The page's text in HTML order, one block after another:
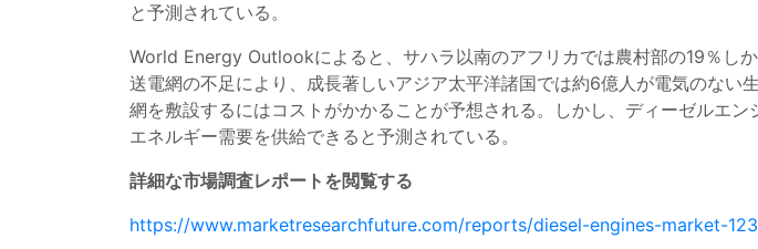
と予測されている。
World Energy Outlookによると、サハラ以南のアフリカでは農村部の19％し
送電網の不足により、成長著しいアジア太平洋諸国では約6億人が電気のな
網を敷設するにはコストがかかることが予想される。しかし、ディーゼルエ
エネルギー需要を供給できると予測されている。
詳細な市場調査レポートを閲覧する
https://www.marketresearchfuture.com/reports/diesel-engines-market-